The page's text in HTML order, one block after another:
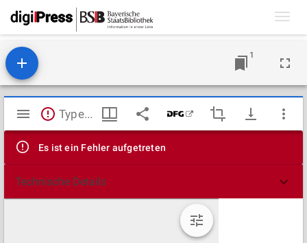
1
Mirador
Viewer
TypeError: Failed to fetch
Es ist ein Fehler aufgetreten
Technische Details